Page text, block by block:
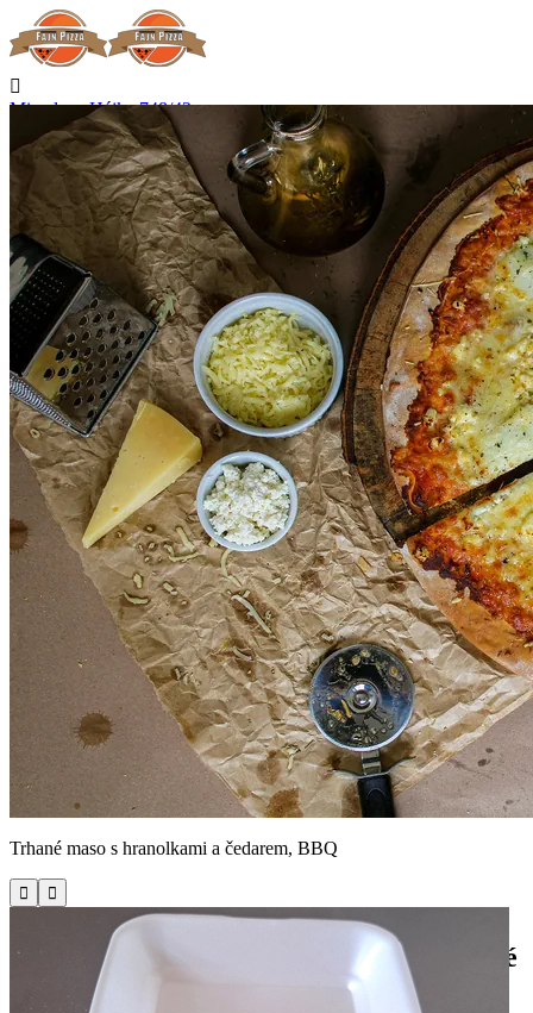

Miroslava Hájka 748/42
Hradec Králové
Nerozváží

Začíná rozvážet v 15:00
Telefon
+420 727 875 075
Kontakt

Přihlásit se
Miroslava Hájka 748/42, Hradec Králové
Trhané maso s hranolkami a čedarem, BBQ
 